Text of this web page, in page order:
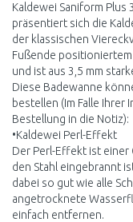
Kaldewei Saniform
präsentiert sich die
der klassischen
Fußende
und ist aus 3,5 mm
Diese Badewanne
bestellen (Im Falle Ihrer
Bestellung in die Notiz):
•Kaldewei Perl-Effekt
Der Perl-Effekt ist
den Stahl eingebrannt
dabei so gut wie alle
angetrocknete
einfach entfernen.